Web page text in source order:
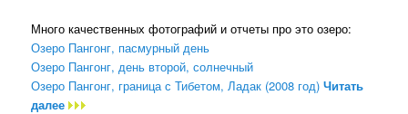
Много качественных фотографий и отчеты про это озеро:
Озеро Пангонг, пасмурный день
Озеро Пангонг, день второй, солнечный
Озеро Пангонг, граница с Тибетом, Ладак (2008 год) Читать
далее